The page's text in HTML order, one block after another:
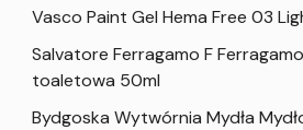
Vasco Paint Gel Hema Free 03
Salvatore Ferragamo F
toaletowa 50ml
Bydgoska Wytwórnia Mydła